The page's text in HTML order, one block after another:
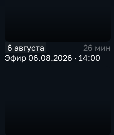
6 августа
26 мин
Эфир 06.08.2026 · 14:00